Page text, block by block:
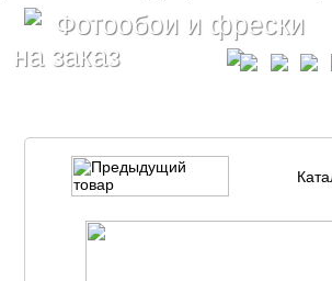
Фотообои и фрески
на заказ